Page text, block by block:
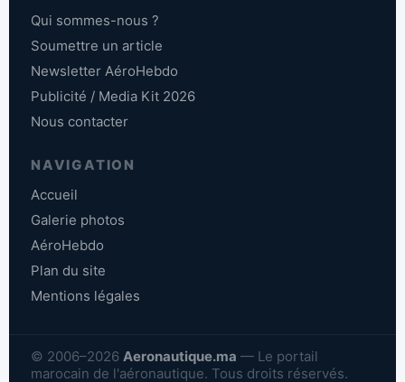
Qui sommes-nous ?
Soumettre un article
Newsletter AéroHebdo
Publicité / Media Kit 2026
Nous contacter
NAVIGATION
Accueil
Galerie photos
AéroHebdo
Plan du site
Mentions légales
© 2006–2026 Aeronautique.ma — Le portail
marocain de l'aéronautique. Tous droits réservés.